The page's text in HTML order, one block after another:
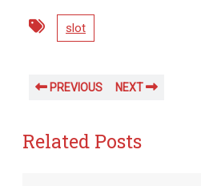
slot
PREVIOUS NEXT
Related Posts